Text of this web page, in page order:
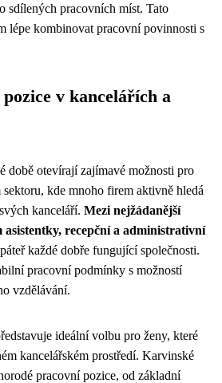
sdílených pracovních míst. Tato
lépe kombinovat pracovní povinnosti s
v kancelářích a
době otevírají zajímavé možnosti pro
kde mnoho firem aktivně hledá
kanceláří. Mezi nejžádanější
asistentky, recepční a administrativní
každé dobře fungující společnosti.
pracovní podmínky s možností
vzdělávání.
ideální volbu pro ženy, které
kancelářském prostředí. Karvinské
pracovní pozice, od základní